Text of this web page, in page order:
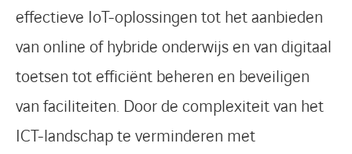
effectieve IoT-oplossingen tot het aanbieden
van online of hybride onderwijs en van digitaal
toetsen tot efficiënt beheren en beveiligen
van faciliteiten. Door de complexiteit van het
ICT-landschap te verminderen met